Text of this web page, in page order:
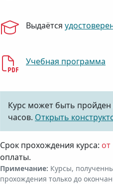
Выдаётся
Учебная программа
Курс может быть
часов. Открыть
Срок прохождения курса:
оплаты.
Примечание: Курсы,
прохождения только до